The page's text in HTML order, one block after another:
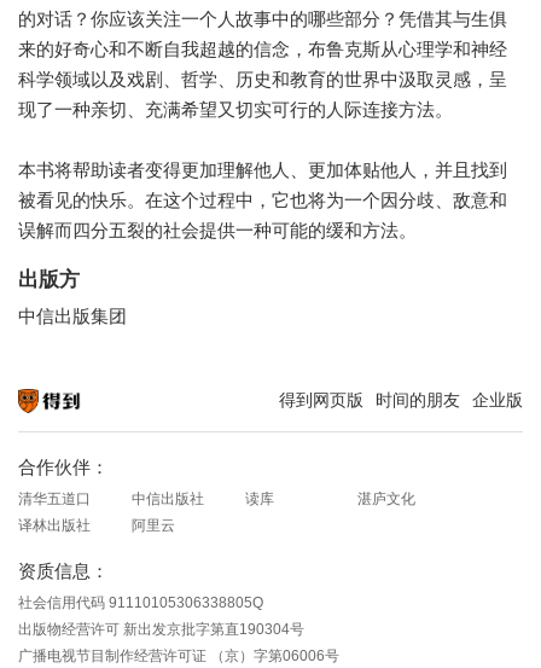
的对话？你应该关注一个人故事中的哪些部分？凭借其与生俱
来的好奇心和不断自我超越的信念，布鲁克斯从心理学和神经
科学领域以及戏剧、哲学、历史和教育的世界中汲取灵感，呈
现了一种亲切、充满希望又切实可行的人际连接方法。
本书将帮助读者变得更加理解他人、更加体贴他人，并且找到
被看见的快乐。在这个过程中，它也将为一个因分歧、敌意和
误解而四分五裂的社会提供一种可能的缓和方法。
出版方
中信出版集团
得到网页版 时间的朋友 企业版
合作伙伴：
清华五道口 中信出版社 读库
湛庐文化
译林出版社
阿里云
资质信息：
社会信用代码 91110105306338805Q
出版物经营许可 新出发京批字第直190304号
广播电视节目制作经营许可证 （京）字第06006号